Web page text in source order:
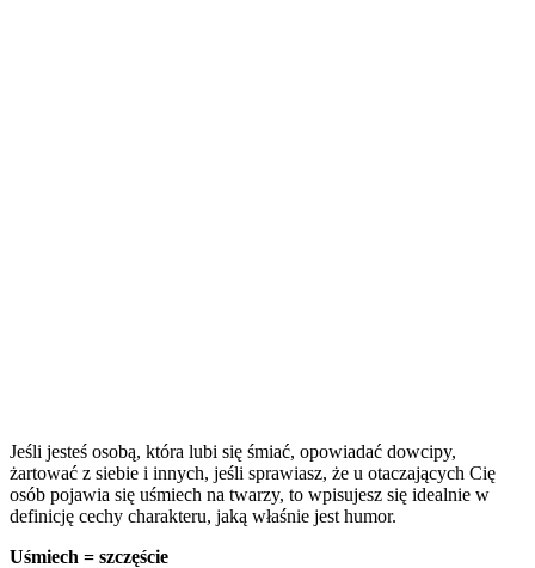
Jeśli jesteś osobą, która lubi się śmiać, opowiadać dowcipy,
żartować z siebie i innych, jeśli sprawiasz, że u otaczających Cię
osób pojawia się uśmiech na twarzy, to wpisujesz się idealnie w
definicję cechy charakteru, jaką właśnie jest humor.
Uśmiech = szczęście